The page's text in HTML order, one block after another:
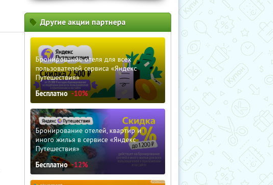
Другие акции партнера
Бронирование отеля для всех
пользователей сервиса «Яндекс
Путешествия»
Бесплатно -10%
Бронирование отелей, квартир и
иного жилья в сервисе «Яндекс
Путешествия»
Бесплатно -12%